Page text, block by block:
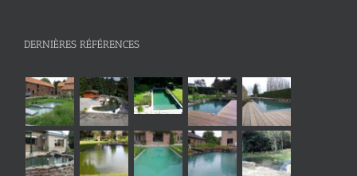
DERNIÈRES RÉFÉRENCES